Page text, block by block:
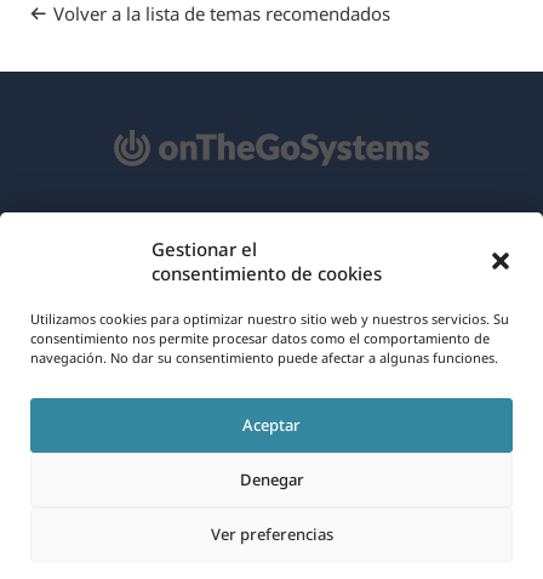
Gestionar el
consentimiento de cookies
Utilizamos cookies para optimizar nuestro sitio web y nuestros servicios. Su
consentimiento nos permite procesar datos como el comportamiento de
navegación. No dar su consentimiento puede afectar a algunas funciones.
Aceptar
Denegar
Ver preferencias
Volver a la lista de temas recomendados
Español
RGPD y Política de Privacidad
Únete a nuestro equipo(se
abre
nueva
(se
abre
en
una
nueva
(se
abre
en
una
nueva
(se
abre
una